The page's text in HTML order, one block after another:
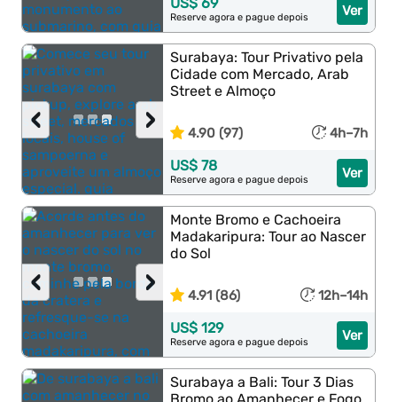
Ver
Reserve agora e pague depois
›
‹
Surabaya: Tour Privativo pela
Cidade com Mercado, Arab
Street e Almoço
4.90 (97) 4h–7h
Ver
US$ 78
Reserve agora e pague depois
›
‹
Monte Bromo e Cachoeira
Madakaripura: Tour ao Nascer
do Sol
4.91 (86) 12h–14h
Ver
US$ 129
Reserve agora e pague depois
Surabaya a Bali: Tour 3 Dias